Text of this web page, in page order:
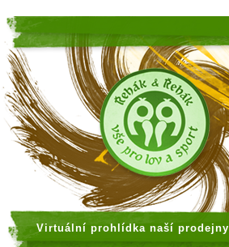
Virtuální prohlídka naší prodejny